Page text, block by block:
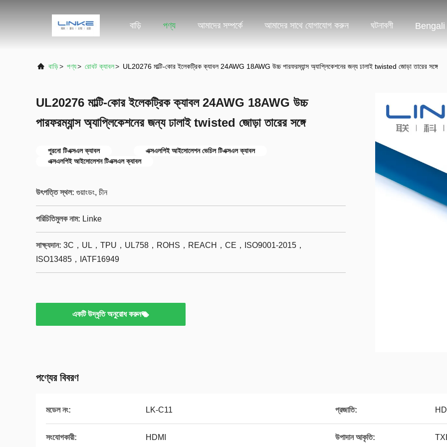
বাড়ি পণ্য আমাদের সম্পর্কে আমাদের সাথে যোগাযোগ করুন ঘটনাবলী Bengali
বাড়ি> পণ্য> রোবট ক্যাবল> UL20276 মাল্টি-কোর ইলেকট্রিক ক্যাবল 24AWG 18AWG উচ্চ পারফরম্যান্স অ্যাপ্লিকেশনের জন্য ঢালাই twisted জোড়া তারের সঙ্গে
UL20276 মাল্টি-কোর ইলেকট্রিক ক্যাবল 24AWG 18AWG উচ্চ
পারফরম্যান্স অ্যাপ্লিকেশনের জন্য ঢালাই twisted জোড়া তারের সঙ্গে
পুরনো টিএক্সএল ক্যাবল
এক্সএলপিই আইসোলেশন ভেচিল টিএক্সএল ক্যাবল
এক্সএলপিই আইসোলেশন টিএক্সএল ক্যাবল
উৎপত্তি স্থল: গুয়াংডং, চীন
পরিচিতিমুলক নাম: Linke
সাক্ষ্যদান: 3C，UL，TPU，UL758，ROHS，REACH，CE，ISO9001-2015，
ISO13485，IATF16949
একটি উদ্ধৃতি অনুরোধ করুন
পণ্যের বিবরণ
মডেল নং: LK-C11 প্রজাতি:
সংযোগকারী: HDMI উপাদান আকৃতি: